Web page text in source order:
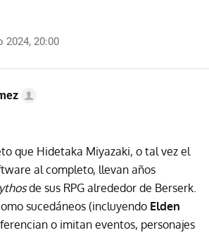
2024, 20:00
que Hidetaka Miyazaki, o tal vez el
al completo, llevan años
de sus RPG alrededor de Berserk.
sucedáneos (incluyendo Elden
o imitan eventos, personajes